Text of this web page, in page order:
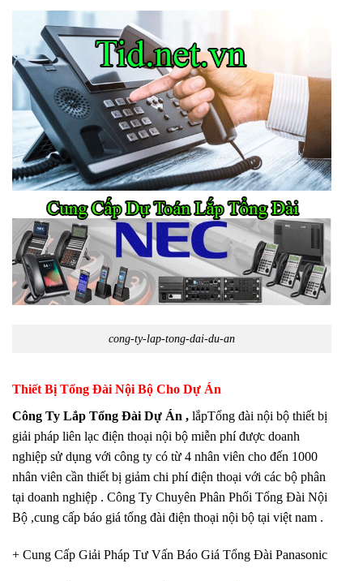
cong-ty-lap-tong-dai-du-an
Thiết Bị Tổng Đài Nội Bộ Cho Dự Án
Công Ty Lắp Tổng Đài Dự Án , lắpTổng đài nội bộ thiết bị
giải pháp liên lạc điện thoại nội bộ miễn phí được doanh
nghiệp sử dụng với công ty có từ 4 nhân viên cho đến 1000
nhân viên cần thiết bị giảm chi phí điện thoại với các bộ phân
tại doanh nghiệp . Công Ty Chuyên Phân Phối Tổng Đài Nội
Bộ ,cung cấp báo giá tổng đài điện thoại nội bộ tại việt nam .
+ Cung Cấp Giải Pháp Tư Vấn Báo Giá Tổng Đài Panasonic